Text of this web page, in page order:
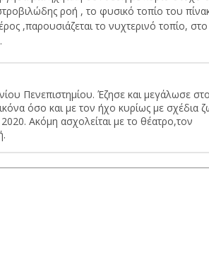
ροή , το φυσικό τοπίο του
,παρουσιάζεται το νυχτερινό τοπίο,
Πενεπιστημίου. Έζησε και μεγάλωσε
όσο και με τον ήχο κυρίως με σχέδια
Ακόμη ασχολείται με το θέατρο,τον